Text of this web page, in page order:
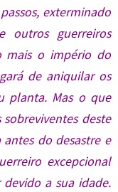
exterminado
outros guerreiros
mais o império do
de aniquilar os
planta. Mas o que
deste
do desastre e
excepcional
a sua idade.